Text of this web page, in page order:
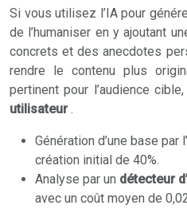
Si vous utilisez l’IA pour
de l’humaniser en y ajoutant
concrets et des anecdotes
rendre le contenu plus
pertinent pour l’audience cible,
utilisateur.
Génération d’une base par
création initial de 40%.
Analyse par un détecteur
avec un coût moyen de